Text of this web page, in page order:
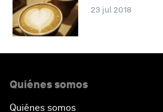
23 jul 2018
Quiénes somos
Quiénes somos